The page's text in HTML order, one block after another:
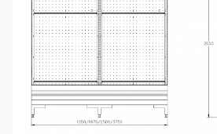
250
*2050
আই 7
জিএইএ
375
3750 *
750/850/1050
*2050
40 *